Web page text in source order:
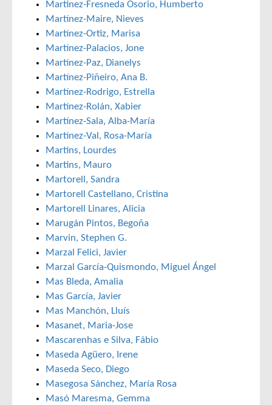
Martinez-Fresneda Osorio, Humberto
Martínez-Maire, Nieves
Martínez-Ortiz, Marisa
Martínez-Palacios, Jone
Martínez-Paz, Dianelys
Martínez-Piñeiro, Ana B.
Martínez-Rodrigo, Estrella
Martínez-Rolán, Xabier
Martínez-Sala, Alba-María
Martínez-Val, Rosa-María
Martins, Lourdes
Martins, Mauro
Martorell, Sandra
Martorell Castellano, Cristina
Martorell Linares, Alicia
Marugán Pintos, Begoña
Marvin, Stephen G.
Marzal Felici, Javier
Marzal García-Quismondo, Miguel Ángel
Mas Bleda, Amalia
Mas García, Javier
Mas Manchón, Lluís
Masanet, Maria-Jose
Mascarenhas e Silva, Fábio
Maseda Agüero, Irene
Maseda Seco, Diego
Masegosa Sánchez, María Rosa
Masó Maresma, Gemma